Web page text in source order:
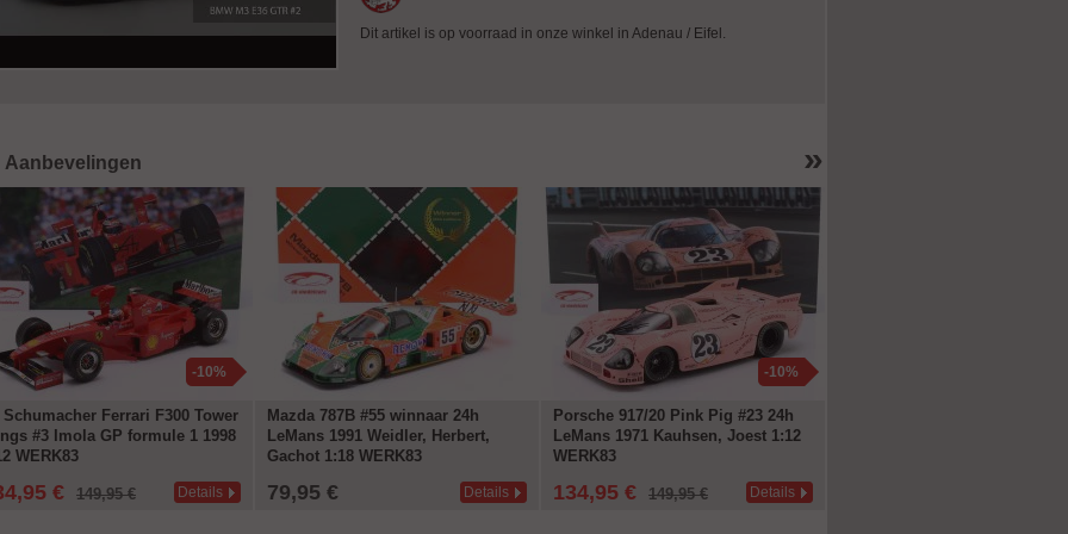
Dit artikel is op voorraad in onze winkel in Adenau / Eifel.
»
Aanbevelingen
-10%
Schumacher Ferrari F300 Tower
#3 Imola GP formule 1 1998
WERK83
€ 149,95 € Details
Mazda 787B #55 winnaar 24h
LeMans 1991 Weidler, Herbert,
Gachot 1:18 WERK83
79,95 € Details
-10%
Porsche 917/20 Pink Pig #23 24h
LeMans 1971 Kauhsen, Joest 1:12
WERK83
134,95 € 149,95 € Details